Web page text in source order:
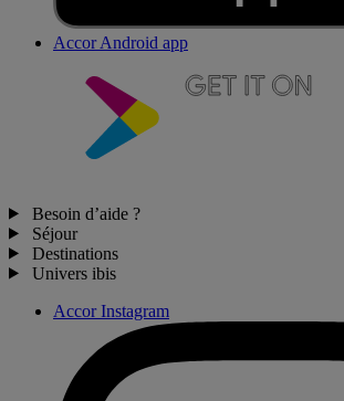
Accor Android app
Besoin d’aide ?
Séjour
Destinations
Univers ibis
Accor Instagram